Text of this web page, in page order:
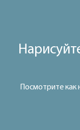
Посмотрите